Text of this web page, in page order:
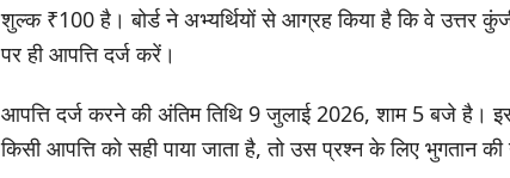
शुल्क ₹100 है। बोर्ड ने अभ्यर्थियों से आग्रह किया है कि वे उत्तर
पर ही आपत्ति दर्ज करें।
आपत्ति दर्ज करने की अंतिम तिथि 9 जुलाई 2026, शाम 5 बजे है।
किसी आपत्ति को सही पाया जाता है, तो उस प्रश्न के लिए भुगतान